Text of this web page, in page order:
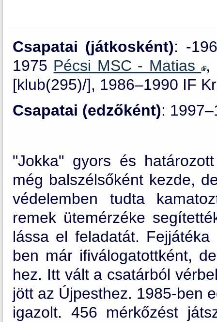
Csapatai (játkosként): -
1975 Pécsi MSC - Matias
,
[klub(295)/], 1986–1990 IF
Csapatai (edzőként):
"Jokka" gyors és
még balszélsőként kezde,
védelemben tudta
remek ütemérzéke
lássa el feladatát.
ben már ifiválogatottként,
hez. Itt vált a csatárból
jött az Újpesthez. 1985-ben
igazolt. 456 mérkőzést